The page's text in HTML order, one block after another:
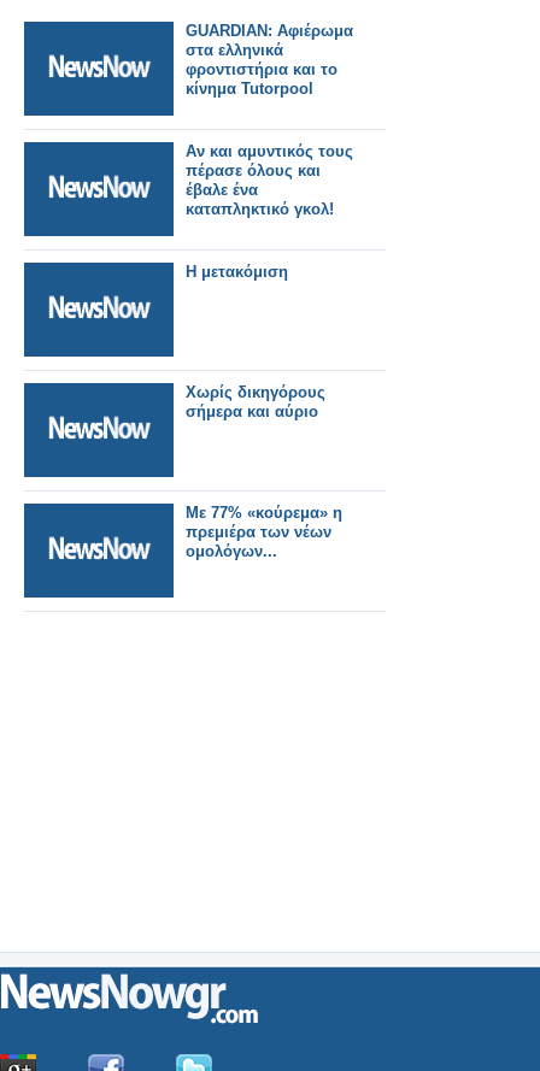
GUARDIAN: Αφιέρωμα
στα ελληνικά
φροντιστήρια και το
κίνημα Tutorpool
Αν και αμυντικός τους
πέρασε όλους και
έβαλε ένα
καταπληκτικό γκολ!
H μετακόμιση
Χωρίς δικηγόρους
σήμερα και αύριο
Με 77% «κούρεμα» η
πρεμιέρα των νέων
ομολόγων...